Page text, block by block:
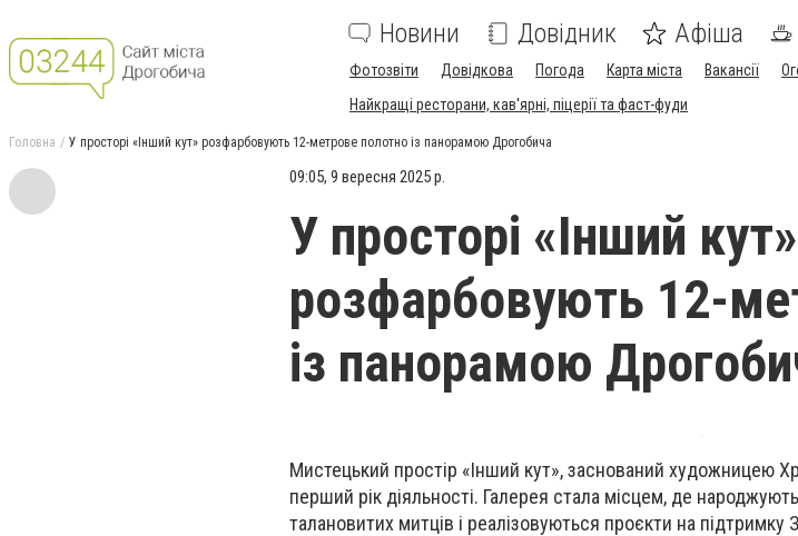
Новини Довідник Афіша
Фотозвіти Довідкова Погода Карта міста Вакансії
Найкращі ресторани, кав'ярні, піцерії та фаст-фуди
Головна У просторі «Інший кут» розфарбовують 12-метрове полотно із панорамою Дрогобича
09:05, 9 вересня 2025 р.
У просторі «Інший кут»
розфарбовують 12-
із панорамою
Мистецький простір «Інший кут», заснований художницею
перший рік діяльності. Галерея стала місцем, де
талановитих митців і реалізовуються проєкти на підтримку